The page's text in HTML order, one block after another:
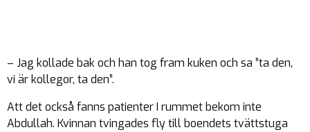
– Jag kollade bak och han tog fram kuken och sa ”ta den,
vi är kollegor, ta den”.
Att det också fanns patienter I rummet bekom inte
Abdullah. Kvinnan tvingades fly till boendets tvättstuga